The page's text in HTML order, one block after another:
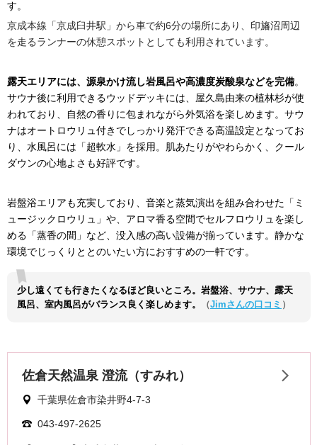
す。
京成本線「京成臼井駅」から車で約6分の場所にあり、印旛沼周辺
を走るランナーの休憩スポットとしても利用されています。
露天エリアには、源泉かけ流し岩風呂や高濃度炭酸泉などを完備。
サウナ後に利用できるウッドデッキには、屋久島由来の植林杉が使
われており、自然の香りに包まれながら外気浴を楽しめます。サウ
ナはオートロウリュ付きでしっかり発汗できる高温設定となってお
り、水風呂には「超軟水」を採用。肌あたりがやわらかく、クール
ダウンの心地よさも好評です。
岩盤浴エリアも充実しており、音楽と蒸気演出を組み合わせた「ミ
ュージックロウリュ」や、アロマ香る空間でセルフロウリュを楽し
める「蒸香の間」など、没入感の高い設備が揃っています。静かな
環境でじっくりととのいたい方におすすめの一軒です。
少し遠くても行きたくなるほど良いところ。岩盤浴、サウナ、露天
風呂、室内風呂がバランス良く楽しめます。
（Jimさんの口コミ ）